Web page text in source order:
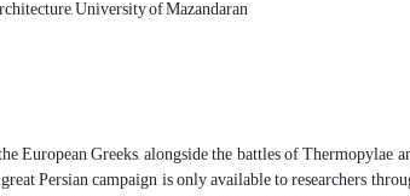
University of Mazandaran
European Greeks, alongside the battles of Thermopylae
Persian campaign is only available to researchers